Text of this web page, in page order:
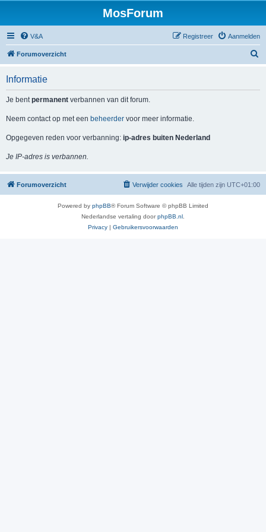
MosForum
V&A Aanmelden
Registreer
Forumoverzicht
Informatie
Je bentpermanent verbannen van dit forum.
Neem contact op met een beheerder voor meer informatie.
Opgegeven reden voor verbanning: ip-adres buiten Nederland
Je IP-adres is verbannen.
Forumoverzicht Alle tijden zijn UTC+01:00
Verwijder cookies
Powered by phpBB® Forum Software © phpBB Limited
Nederlandse vertaling doorphpBB.nl
Privacy | Gebruikersvoorwaarden